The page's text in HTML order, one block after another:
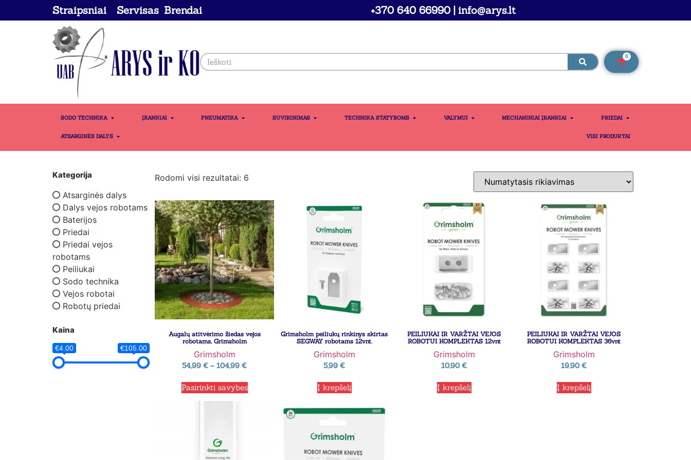
Straipsniai Servisas Brendai +370 640 66990 | info@arys.lt
0
SODO TECHNIKA ĮRANKIAI PNEUMATIKA SUVIRINIMAS TECHNIKA STATYBOMS VALYMUI MECHANINIAI ĮRANKIAI PRIEDAI
ATSARGINĖS DALYS VISI PRODUKTAI
Kategorija
Atsarginės dalys
Dalys vejos robotams
Baterijos
Priedai
Priedai vejos
robotams
Peiliukai
Sodo technika
Vejos robotai
Robotų priedai
Kaina
€4.00 €105.00
Rodomi visi rezultatai: 6
Augalų atitvėrimo žiedas vejos
robotams, Grimsholm
Grimsholm
54,99€ – 104,99€
Pasirinkti savybes
Grimsholm peiliukų rinkinys skirtas
SEGWAY robotams 12vnt.
Grimsholm
5,99€
Į krepšelį
PEILIUKAI IR VARŽTAI VEJOS
ROBOTUI KOMPLEKTAS 12vnt
Grimsholm
10,90€
Į krepšelį
PEILIUKAI IR VARŽTAI VEJOS
ROBOTUI KOMPLEKTAS 36vnt
Grimsholm
19,90€
Į krepšelį